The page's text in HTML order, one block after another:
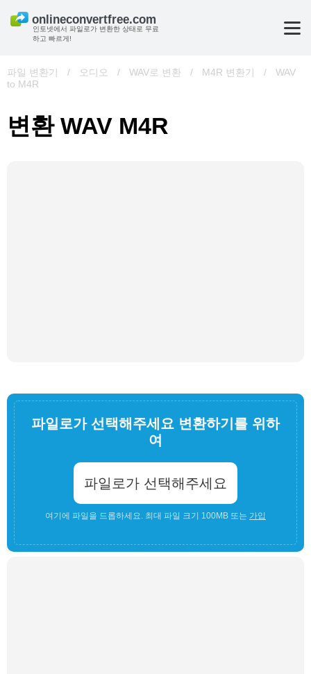
인토넷에서 파일로가 변환한 상태로 무료
하고 빠르게!
파일 변환기 / 오디오 / WAV로 변환 / M4R 변환기 /
WAV
to M4R
변환 WAV M4R
파일로가 선택해주세요 변환하기를 위하
여
파일로가 선택해주세요
여기에 파일을 드롭하세요. 최대 파일 크기 100MB 또는 가입